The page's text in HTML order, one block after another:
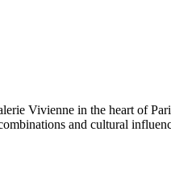
Vivienne in the heart of
and cultural